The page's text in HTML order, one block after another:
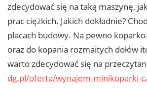
zdecydować się na taką maszynę,
prac ciężkich. Jakich dokładnie?
placach budowy. Na pewno
oraz do kopania rozmaitych dołów
warto zdecydować się na
dg.pl/oferta/wynajem-minikoparki-